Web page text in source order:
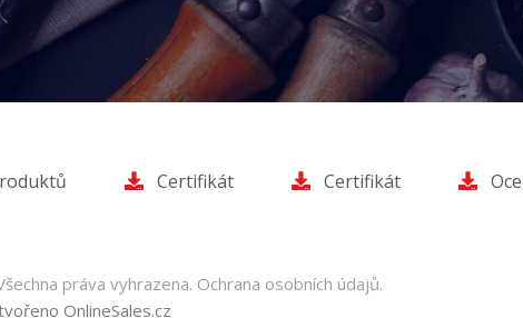
Certifikát Certifikát
práva vyhrazena. Ochrana osobních údajů.
OnlineSales.cz